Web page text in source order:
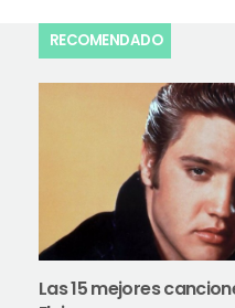
RECOMENDADO
Las 15 mejores